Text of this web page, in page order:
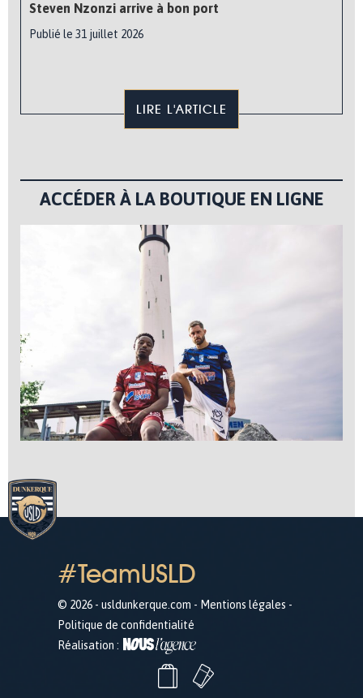
Steven Nzonzi arrive à bon port
Publié le 31 juillet 2026
LIRE L'ARTICLE
ACCÉDER À LA BOUTIQUE EN LIGNE
#TeamUSLD
© 2026 - usldunkerque.com - Mentions légales -
Politique de confidentialité
Réalisation :